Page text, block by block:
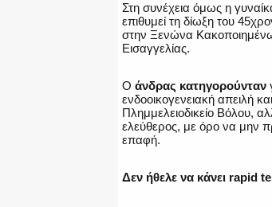
Στη συνέχεια όμως η
επιθυμεί τη δίωξη του
στην Ξενώνα
Εισαγγελίας.
Ο άνδρας κατηγορούνταν
ενδοοικογενειακή απειλή
Πλημμελειοδικείο Βόλου,
ελεύθερος, με όρο να μην
επαφή.
Δεν ήθελε να κάνει rapid